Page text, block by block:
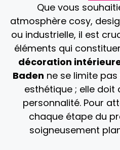
Que vous
atmosphère cosy,
ou industrielle, il est
éléments qui
décoration
Baden ne se limite
esthétique ; elle doit
personnalité. Pour
chaque étape du
soigneusement